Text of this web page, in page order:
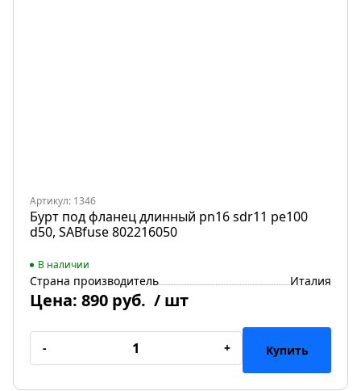
Артикул: 1346
Бурт под фланец длинный pn16 sdr11 pe100
d50, SABfuse 802216050
В наличии
Страна производитель Италия
Цена: 890 руб. / шт
- + Купить